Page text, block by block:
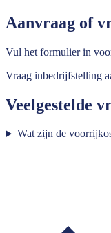
Aanvraag of
Vul het formulier in
Vraag inbedrijfstelling
Veelgestelde
Wat zijn de